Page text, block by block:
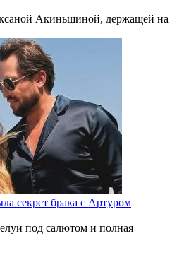
Акиньшиной, держащей на
секрет брака с Артуром
под салютом и полная